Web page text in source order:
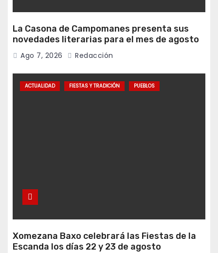
La Casona de Campomanes presenta sus
novedades literarias para el mes de agosto
Ago 7, 2026 Redacción
ACTUALIDAD FIESTAS Y TRADICIÓN PUEBLOS
Xomezana Baxo celebrará las Fiestas de la
Escanda los días 22 y 23 de agosto